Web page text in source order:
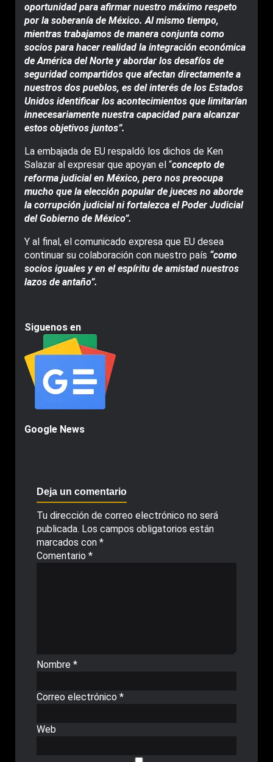
oportunidad para afirmar nuestro máximo respeto
por la soberanía de México. Al mismo tiempo,
mientras trabajamos de manera conjunta como
socios para hacer realidad la integración económica
de América del Norte y abordar los desafíos de
seguridad compartidos que afectan directamente a
nuestros dos pueblos, es del interés de los Estados
Unidos identificar los acontecimientos que limitarían
innecesariamente nuestra capacidad para alcanzar
estos objetivos juntos”.
La embajada de EU respaldó los dichos de Ken
Salazar al expresar que apoyan el “concepto de
reforma judicial en México, pero nos preocupa
mucho que la elección popular de jueces no aborde
la corrupción judicial ni fortalezca el Poder Judicial
del Gobierno de México”.
Y al final, el comunicado expresa que EU desea
continuar su colaboración con nuestro país “como
socios iguales y en el espíritu de amistad nuestros
lazos de antaño”.
Siguenos en
Google News
Deja un comentario
Tu dirección de correo electrónico no será
publicada. Los campos obligatorios están
marcados con *
Comentario *
Nombre *
Correo electrónico *
Web